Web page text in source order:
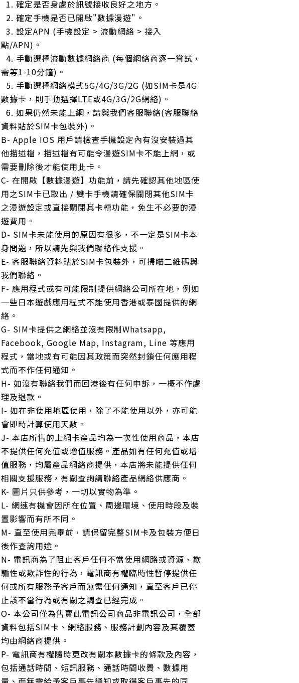
1. 確定是否身處於訊號接收良好之地方。
2. 確定手機是否已開啟"數據漫遊"。
3. 設定APN (手機設定 > 流動網絡 > 接入
點/APN)。
4. 手動選擇流動數據網絡商 (每個網絡商逐一嘗試，
需等1-10分鐘)。
5. 手動選擇網絡模式5G/4G/3G/2G (如SIM卡是4G
數據卡，則手動選擇LTE或4G/3G/2G網絡)。
6. 如果仍然未能上網，請與我們客服聯絡(客服聯絡
資料貼於SIM卡包裝外)。
B- Apple IOS 用戶請檢查手機設定內有沒安裝過其
他描述檔，描述檔有可能令漫遊SIM卡不能上網，或
需要刪除後才能使用此卡。
C- 在開啟【數據漫遊】功能前，請先確認其他地區使
用之SIM卡已取出 / 雙卡手機請確保關閉其他SIM卡
之漫遊設定或直接關閉其卡槽功能，免生不必要的漫
遊費用。
D- SIM卡未能使用的原因有很多，不一定是SIM卡本
身問題，所以請先與我們聯絡作支援。
E- 客服聯絡資料貼於SIM卡包裝外，可掃瞄二維碼與
我們聯絡。
F- 應用程式或有可能限制提供網絡公司所在地，例如
一些日本遊戲應用程式不能使用香港或泰國提供的網
絡。
G- SIM卡提供之網絡並沒有限制Whatsapp,
Facebook, Google Map, Instagram, Line 等應用
程式，當地或有可能因其政策而突然封鎖任何應用程
式而不作任何通知。
H- 如沒有聯絡我們而回港後有任何申訴，一概不作處
理及退款。
I- 如在非使用地區使用，除了不能使用以外，亦可能
會即時計算使用天數。
J- 本店所售的上網卡產品均為一次性使用商品，本店
不提供任何充值或增值服務。產品如有任何充值或增
值服務，均屬產品網絡商提供，本店將未能提供任何
相關支援服務，有關查詢請聯絡產品網絡供應商。
K- 圖片只供參考，一切以實物為準。
L- 網速有機會因所在位置、周邊環境、使用時段及裝
置影響而有所不同。
M- 直至使用完畢前，請保留完整SIM卡及包裝方便日
後作查詢用途。
N- 電訊商為了阻止客戶任何不當使用網路或資源、欺
騙性或欺詐性的行為，電訊商有權臨時性暫停提供任
何或所有服務予客戶而無需任何通知，直至客戶已停
止該不當行為或有關之調查已經完成。
O- 本公司僅為售賣此電訊公司商品非電訊公司，全部
資料包括SIM卡、網絡服務、服務計劃內容及其覆蓋
均由網絡商提供。
P- 電訊商有權隨時更改有關本數據卡的條款及內容，
包括通話時間、短訊服務、通話時間收費、數據用